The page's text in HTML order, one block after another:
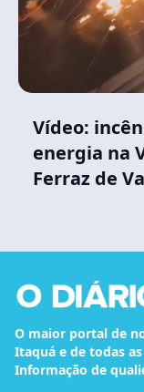
Vídeo:
energia na
Ferraz de
O maior portal de
Itaquá e de todas
Informação de